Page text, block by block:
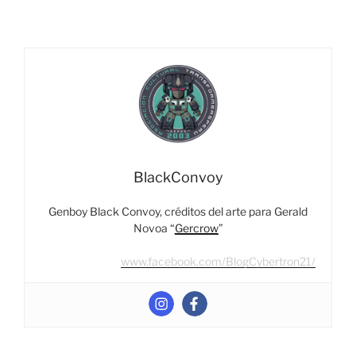
BlackConvoy
Genboy Black Convoy, créditos del arte para Gerald
Novoa “Gercrow”
www.facebook.com/BlogCybertron21/